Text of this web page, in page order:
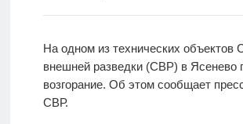
На одном из технических объектов
внешней разведки (СВР) в Ясенево
возгорание. Об этом сообщает
СВР.